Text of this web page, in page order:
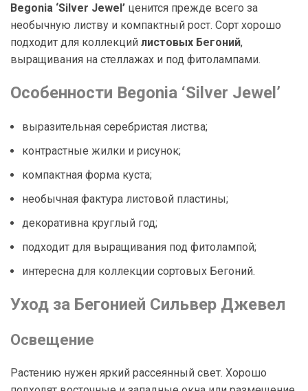
Begonia ‘Silver Jewel’ ценится прежде всего за
необычную листву и компактный рост. Сорт хорошо
подходит для коллекций листовых Бегоний,
выращивания на стеллажах и под фитолампами.
Особенности Begonia ‘Silver Jewel’
выразительная серебристая листва;
контрастные жилки и рисунок;
компактная форма куста;
необычная фактура листовой пластины;
декоративна круглый год;
подходит для выращивания под фитолампой;
интересна для коллекции сортовых Бегоний.
Уход за Бегонией Сильвер Джевел
Освещение
Растению нужен яркий рассеянный свет. Хорошо